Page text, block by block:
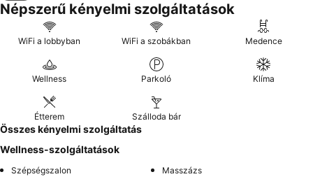
Népszerű kényelmi szolgáltatások
WiFi a lobbyban WiFi a szobákban Medence
Wellness Parkoló Klíma
Étterem Szálloda bár
Összes kényelmi szolgáltatás
Wellness-szolgáltatások
Szépségszalon
Masszázs